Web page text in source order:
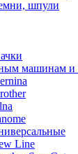
шпули
машинам и
Line